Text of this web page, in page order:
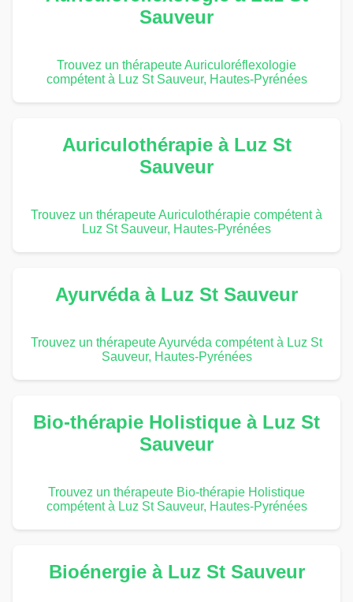
Sauveur
Trouvez un thérapeute Auriculoréflexologie
compétent à Luz St Sauveur, Hautes-Pyrénées
Auriculothérapie à Luz St
Sauveur
Trouvez un thérapeute Auriculothérapie compétent à
Luz St Sauveur, Hautes-Pyrénées
Ayurvéda à Luz St Sauveur
Trouvez un thérapeute Ayurvéda compétent à Luz St
Sauveur, Hautes-Pyrénées
Bio-thérapie Holistique à Luz St
Sauveur
Trouvez un thérapeute Bio-thérapie Holistique
compétent à Luz St Sauveur, Hautes-Pyrénées
Bioénergie à Luz St Sauveur